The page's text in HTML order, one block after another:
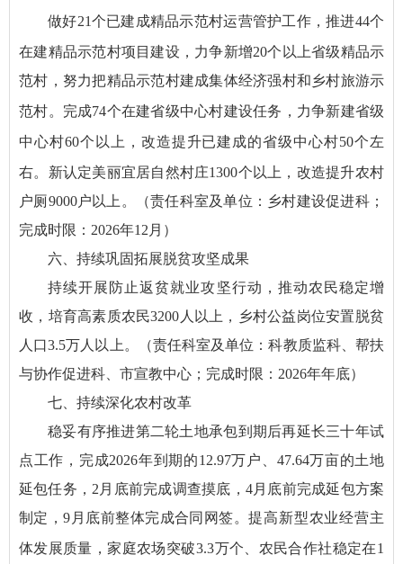
做好21个已建成精品示范村运营管护工作，推进44个
在建精品示范村项目建设，力争新增20个 以上省级精品示
范村 ， 努力把精品示范村建成集体经济强村和乡村旅游示
范村。 完成74个在建省级中心村建设任务 ，力争新建省级
中心村60个以上 ， 改造提升已建成的省级中心村50个左
右。 新认定美丽宜居自然村庄1300个以上，改造提升农村
户厕9000户以上。（责任科室及单位：乡村建设促进科；
完成时限：2026年12月）
六、持续巩固拓展脱贫攻坚成果
持续开展防止返贫就业攻坚行动， 推动农民稳定增
收，培育高素质农民3200人以上 ，乡村公益岗位安置脱贫
人口3.5万人以上。（责任科室及单位：科教质监科、帮扶
与协作促进科、市宣教中心；完成时限：2026年年底）
七、持续深化农村改革
稳妥有序推进第二轮土地承包到期后再延长三十年试
点工作，完成2026年到期的12.97万户、47.64万亩的土地
延包任务，2月底前完成调查摸底，4月底前完成延包方案
制定，9月底前整体完成合同网签。提高新型农业经营主
体发展质量，家庭农场突破3.3万个、农民合作社稳定在1